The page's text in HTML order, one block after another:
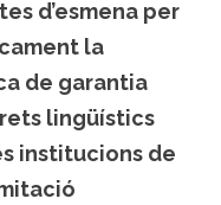
d’esmena per
la
de garantia
lingüístics
institucions de